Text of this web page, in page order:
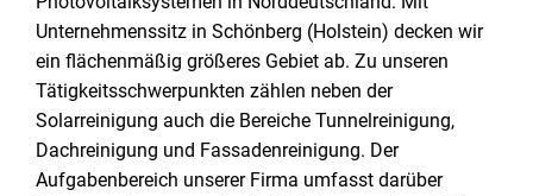
Unternehmenssitz in Schönberg (Holstein) decken wir
ein flächenmäßig größeres Gebiet ab. Zu unseren
Tätigkeitsschwerpunkten zählen neben der
Solarreinigung auch die Bereiche Tunnelreinigung,
Dachreinigung und Fassadenreinigung. Der
Aufgabenbereich unserer Firma umfasst darüber